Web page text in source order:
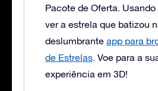
Pacote de Oferta.
ver a estrela que batizou
deslumbrante app para
de Estrelas. Voe para a
experiência em 3D!